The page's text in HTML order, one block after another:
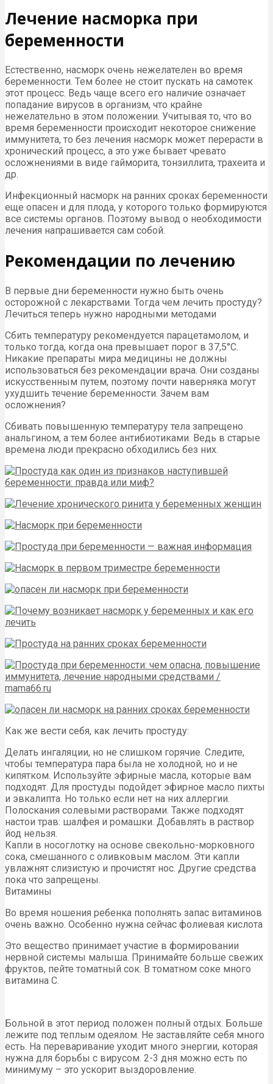
Лечение насморка при
беременности
Естественно, насморк очень нежелателен во время
беременности. Тем более не стоит пускать на самотек
этот процесс. Ведь чаще всего его наличие означает
попадание вирусов в организм, что крайне
нежелательно в этом положении. Учитывая то, что во
время беременности происходит некоторое снижение
иммунитета, то без лечения насморк может перерасти в
хронический процесс, а это уже бывает чревато
осложнениями в виде гайморита, тонзиллита, трахеита и
др.
Инфекционный насморк на ранних сроках беременности
еще опасен и для плода, у которого только формируются
все системы органов. Поэтому вывод о необходимости
лечения напрашивается сам собой.
Рекомендации по лечению
В первые дни беременности нужно быть очень
осторожной с лекарствами. Тогда чем лечить простуду?
Лечиться теперь нужно народными методами
Сбить температуру рекомендуется парацетамолом, и
только тогда, когда она превышает порог в 37,5°С.
Никакие препараты мира медицины не должны
использоваться без рекомендации врача. Они созданы
искусственным путем, поэтому почти наверняка могут
ухудшить течение беременности. Зачем вам
осложнения?
Сбивать повышенную температуру тела запрещено
анальгином, а тем более антибиотиками. Ведь в старые
времена люди прекрасно обходились без них.
Как же вести себя, как лечить простуду:
Делать ингаляции, но не слишком горячие. Следите,
чтобы температура пара была не холодной, но и не
кипятком. Используйте эфирные масла, которые вам
подходят. Для простуды подойдет эфирное масло пихты
и эвкалипта. Но только если нет на них аллергии.
Полоскания солевыми растворами. Также подходят
настои трав: шалфея и ромашки. Добавлять в раствор
йод нельзя.
Капли в носоглотку на основе свекольно-морковного
сока, смешанного с оливковым маслом. Эти капли
увлажнят слизистую и прочистят нос. Другие средства
пока что запрещены.
Витамины
Во время ношения ребенка пополнять запас витаминов
очень важно. Особенно нужна сейчас фолиевая кислота
Это вещество принимает участие в формировании
нервной системы малыша. Принимайте больше свежих
фруктов, пейте томатный сок. В томатном соке много
витамина С.
Больной в этот период положен полный отдых. Больше
лежите под теплым одеялом. Не заставляйте себя много
есть. На переваривание уходит много энергии, которая
нужна для борьбы с вирусом. 2-3 дня можно есть по
минимуму – это ускорит выздоровление.